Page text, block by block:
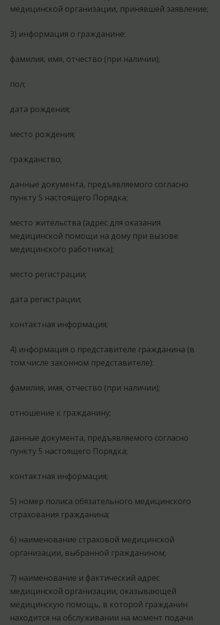
медицинской организации, принявшей заявление;
3) информация о гражданине:
фамилия, имя, отчество (при наличии);
пол;
дата рождения;
место рождения;
гражданство;
данные документа, предъявляемого согласно
пункту 5 настоящего Порядка;
место жительства (адрес для оказания
медицинской помощи на дому при вызове
медицинского работника);
место регистрации;
дата регистрации;
контактная информация;
4) информация о представителе гражданина (в
том числе законном представителе):
фамилия, имя, отчество (при наличии);
отношение к гражданину;
данные документа, предъявляемого согласно
пункту 5 настоящего Порядка;
контактная информация;
5) номер полиса обязательного медицинского
страхования гражданина;
6) наименование страховой медицинской
организации, выбранной гражданином;
7) наименование и фактический адрес
медицинской организации, оказывающей
медицинскую помощь, в которой гражданин
находится на обслуживании на момент подачи